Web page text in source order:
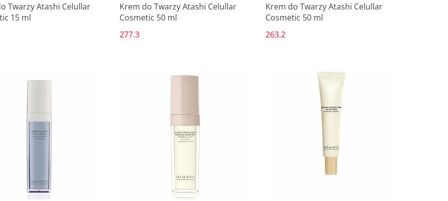
Twarzy Atashi Celullar
15 ml
Krem do Twarzy Atashi Celullar
Cosmetic 50 ml
277.3
Krem do Twarzy Atashi Celullar
Cosmetic 50 ml
263.2